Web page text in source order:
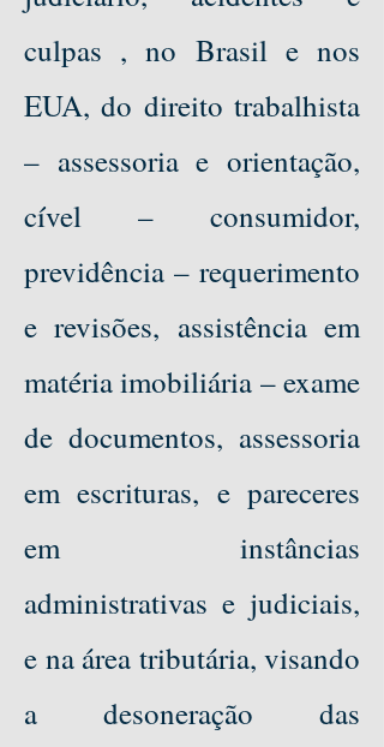
culpas , no Brasil e nos
EUA, do direito trabalhista
– assessoria e orientação,
cível – consumidor,
previdência – requerimento
e revisões, assistência em
matéria imobiliária – exame
de documentos, assessoria
em escrituras, e pareceres
em instâncias
administrativas e judiciais,
e na área tributária, visando
a desoneração das